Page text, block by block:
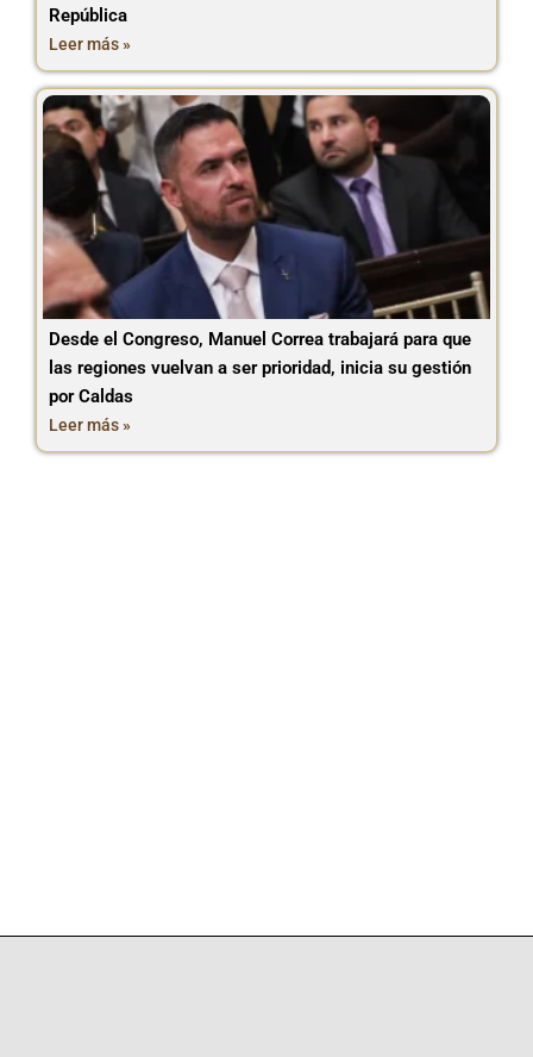
República
Leer más »
Desde el Congreso, Manuel Correa trabajará para que
las regiones vuelvan a ser prioridad, inicia su gestión
por Caldas
Leer más »